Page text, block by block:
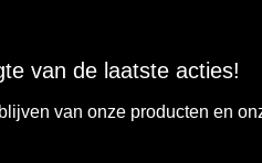
van de laatste acties!
van onze producten en